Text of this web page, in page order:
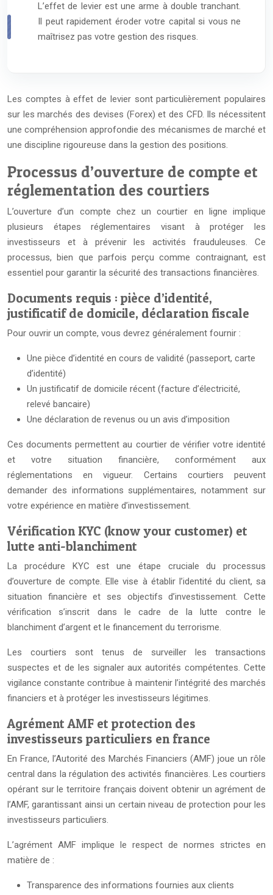
L’effet de levier est une arme à double tranchant.
Il peut rapidement éroder votre capital si vous ne
maîtrisez pas votre gestion des risques.
Les comptes à effet de levier sont particulièrement populaires
sur les marchés des devises (Forex) et des CFD. Ils nécessitent
une compréhension approfondie des mécanismes de marché et
une discipline rigoureuse dans la gestion des positions.
Processus d’ouverture de compte et
réglementation des courtiers
L’ouverture d’un compte chez un courtier en ligne implique
plusieurs étapes réglementaires visant à protéger les
investisseurs et à prévenir les activités frauduleuses. Ce
processus, bien que parfois perçu comme contraignant, est
essentiel pour garantir la sécurité des transactions financières.
Documents requis : pièce d’identité,
justificatif de domicile, déclaration fiscale
Pour ouvrir un compte, vous devrez généralement fournir :
Une pièce d’identité en cours de validité (passeport, carte
d’identité)
Un justificatif de domicile récent (facture d’électricité,
relevé bancaire)
Une déclaration de revenus ou un avis d’imposition
Ces documents permettent au courtier de vérifier votre identité
et votre situation financière, conformément aux
réglementations en vigueur. Certains courtiers peuvent
demander des informations supplémentaires, notamment sur
votre expérience en matière d’investissement.
Vérification KYC (know your customer) et
lutte anti-blanchiment
La procédure KYC est une étape cruciale du processus
d’ouverture de compte. Elle vise à établir l’identité du client, sa
situation financière et ses objectifs d’investissement. Cette
vérification s’inscrit dans le cadre de la lutte contre le
blanchiment d’argent et le financement du terrorisme.
Les courtiers sont tenus de surveiller les transactions
suspectes et de les signaler aux autorités compétentes. Cette
vigilance constante contribue à maintenir l’intégrité des marchés
financiers et à protéger les investisseurs légitimes.
Agrément AMF et protection des
investisseurs particuliers en france
En France, l’Autorité des Marchés Financiers (AMF) joue un rôle
central dans la régulation des activités financières. Les courtiers
opérant sur le territoire français doivent obtenir un agrément de
l’AMF, garantissant ainsi un certain niveau de protection pour les
investisseurs particuliers.
L’agrément AMF implique le respect de normes strictes en
matière de :
Transparence des informations fournies aux clients